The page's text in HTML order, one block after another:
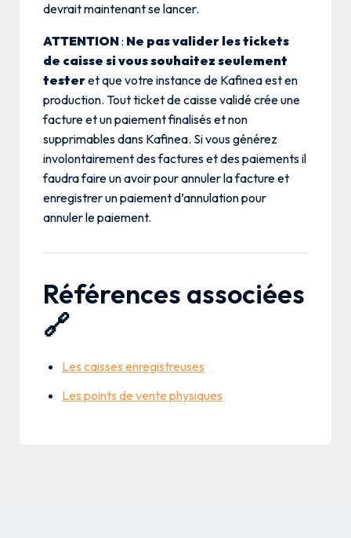
devrait maintenant se lancer.
ATTENTION: Ne pas valider les tickets
de caisse si vous souhaitez seulement
testeret que votre instance de Kafinea est en
production. Tout ticket de caisse validé crée une
facture et un paiement finalisés et non
supprimables dans Kafinea. Si vous générez
involontairement des factures et des paiements il
faudra faire un avoir pour annuler la facture et
enregistrer un paiement d’annulation pour
annuler le paiement.
Références associées
🔗
Les caisses enregistreuses
Les points de vente physiques